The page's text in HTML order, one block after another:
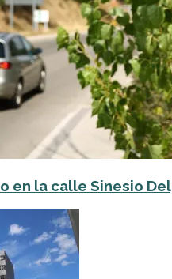
en la calle Sinesio